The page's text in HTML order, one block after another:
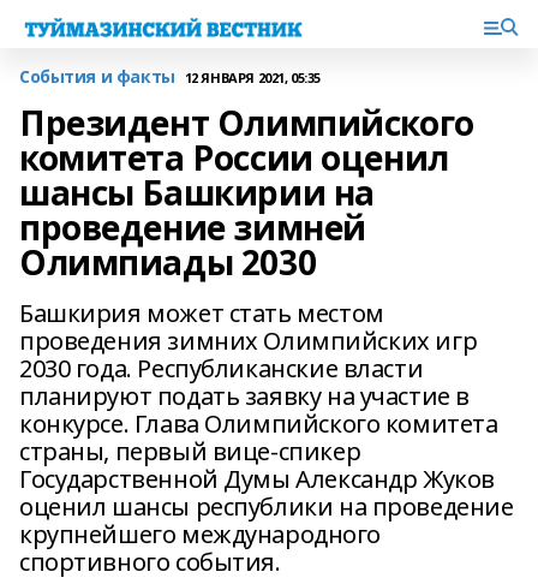
События и факты 12 ЯНВАРЯ 2021, 05:35
Президент Олимпийского
комитета России оценил
шансы Башкирии на
проведение зимней
Олимпиады 2030
Башкирия может стать местом
проведения зимних Олимпийских игр
2030 года. Республиканские власти
планируют подать заявку на участие в
конкурсе. Глава Олимпийского комитета
страны, первый вице-спикер
Государственной Думы Александр Жуков
оценил шансы республики на проведение
крупнейшего международного
спортивного события.